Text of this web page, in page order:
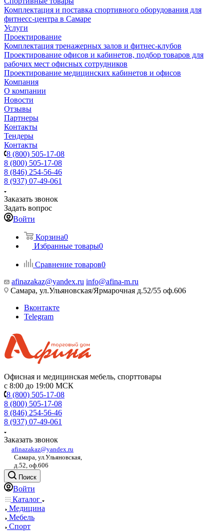
Комплектация и поставка спортивного оборудования для
фитнесс-центра в Самаре
Услуги
Проектирование
Комплектация тренажерных залов и фитнес-клубов
Проектирование офисов и кабинетов, подбор товаров для
рабочих мест офисных сотрудников
Проектирование медицинских кабинетов и офисов
Компания
О компании
Новости
Отзывы
Партнеры
Контакты
Тендеры
Контакты
8 (800) 505-17-08
8 (800) 505-17-08
8 (846) 254-56-46
8 (937) 07-49-061
Заказать звонок
Задать вопрос
Войти
Корзина0
Избранные товары0
Сравнение товаров0
afinazakaz@yandex.ru info@afina-m.ru
Самара, ул.Ульяновская/Ярмарочная д.52/55 оф.606
Вконтакте
Telegram
Офисная и медицинская мебель, спорттовары
с 8:00 до 19:00 МСК
8 (800) 505-17-08
8 (800) 505-17-08
8 (846) 254-56-46
8 (937) 07-49-061
Заказать звонок
afinazakaz@yandex.ru
Самара, ул.Ульяновская,
д.52, оф.606
Поиск
Войти
Каталог
Медицина
Мебель
Спорт